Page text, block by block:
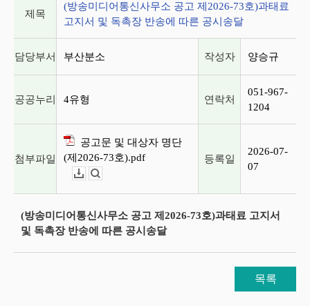
제목
(방송미디어통신사무소 공고 제2026-73호)과태료
고지서 및 독촉장 반송에 따른 공시송달
담당부서 부산분소 작성자 양승규
공공누리 4유형 연락처
051-967-
1204
첨부파일
공고문 및 대상자 명단
(제2026-73호).pdf
등록일
2026-07-
07
(방송미디어통신사무소 공고 제2026-73호)과태료 고지서
및 독촉장 반송에 따른 공시송달
목록